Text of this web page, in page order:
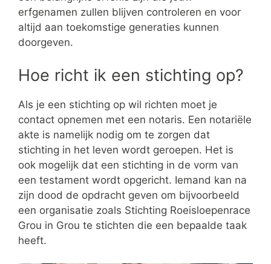
erfgenamen zullen blijven controleren en voor
altijd aan toekomstige generaties kunnen
doorgeven.
Hoe richt ik een stichting op?
Als je een stichting op wil richten moet je
contact opnemen met een notaris. Een notariële
akte is namelijk nodig om te zorgen dat
stichting in het leven wordt geroepen. Het is
ook mogelijk dat een stichting in de vorm van
een testament wordt opgericht. Iemand kan na
zijn dood de opdracht geven om bijvoorbeeld
een organisatie zoals Stichting Roeisloepenrace
Grou in Grou te stichten die een bepaalde taak
heeft.